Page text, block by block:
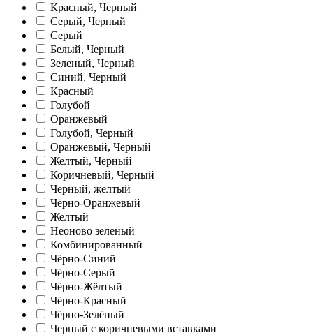
Красный, Черный
Серый, Черный
Серый
Белый, Черный
Зеленый, Черный
Синий, Черный
Красный
Голубой
Оранжевый
Голубой, Черный
Оранжевый, Черный
Желтый, Черный
Коричневый, Черный
Черный, желтый
Чёрно-Оранжевый
Желтый
Неоново зеленый
Комбинированный
Чёрно-Синий
Чёрно-Серый
Чёрно-Жёлтый
Чёрно-Красный
Чёрно-Зелёный
Черный с коричневыми вставками